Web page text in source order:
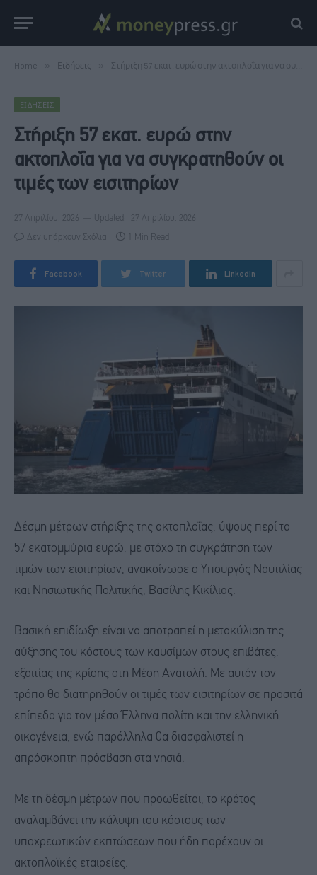
Home Ειδήσεις Στήριξη 57 εκατ. ευρώ στην ακτοπλοΐα για να συγκρατηθούν οι τιμές των εισιτηρίων
ΕΙΔΉΣΕΙΣ
Στήριξη 57 εκατ. ευρώ στην
ακτοπλοΐα για να συγκρατηθούν οι
τιμές των εισιτηρίων
27 Απριλίου, 2026 Updated: 27 Απριλίου, 2026
Δεν υπάρχουν Σχόλια 1 Min Read
Facebook Twitter LinkedIn
Δέσμη μέτρων στήριξης της ακτοπλοΐας, ύψους περί τα
57 εκατομμύρια ευρώ, με στόχο τη συγκράτηση των
τιμών των εισιτηρίων, ανακοίνωσε ο Υπουργός Ναυτιλίας
και Νησιωτικής Πολιτικής, Βασίλης Κικίλιας.
Βασική επιδίωξη είναι να αποτραπεί η μετακύλιση της
αύξησης του κόστους των καυσίμων στους επιβάτες,
εξαιτίας της κρίσης στη Μέση Ανατολή. Με αυτόν τον
τρόπο θα διατηρηθούν οι τιμές των εισιτηρίων σε προσιτά
επίπεδα για τον μέσο Έλληνα πολίτη και την ελληνική
οικογένεια, ενώ παράλληλα θα διασφαλιστεί η
απρόσκοπτη πρόσβαση στα νησιά.
Με τη δέσμη μέτρων που προωθείται, το κράτος
αναλαμβάνει την κάλυψη του κόστους των
υποχρεωτικών εκπτώσεων που ήδη παρέχουν οι
ακτοπλοϊκές εταιρείες.